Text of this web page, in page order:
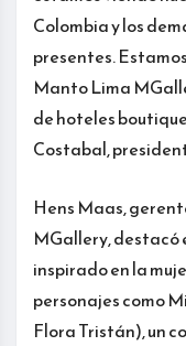
Colombia y los
presentes.
Manto Lima
de hoteles
Costabal,
Hens Maas,
MGallery, destacó
inspirado en la
personajes como
Flora Tristán), un